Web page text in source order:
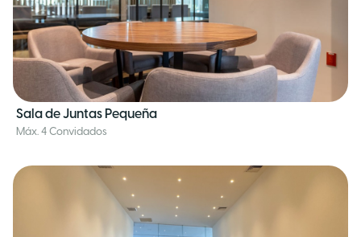
Sala de Juntas Pequeña
Máx. 4 Convidados